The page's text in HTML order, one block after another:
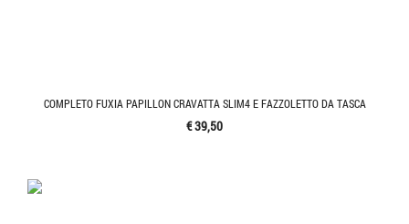
COMPLETO FUXIA PAPILLON CRAVATTA SLIM4 E FAZZOLETTO DA TASCA
€ 39,50